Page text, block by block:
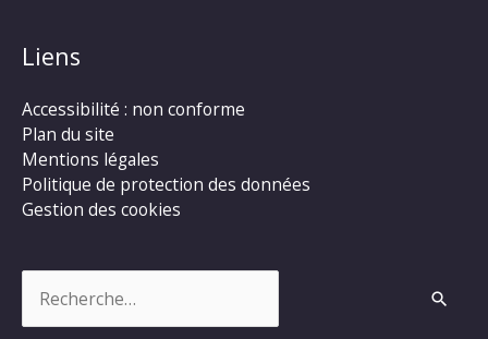
Liens
Accessibilité : non conforme
Plan du site
Mentions légales
Politique de protection des données
Gestion des cookies